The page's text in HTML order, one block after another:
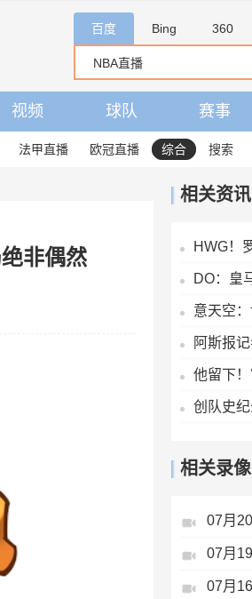
百度 Bing 360
视频 球队 赛事
法甲直播 欧冠直播 综合 搜索
非偶然
相关资讯
相关录像